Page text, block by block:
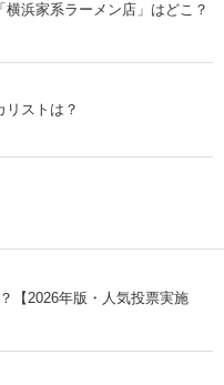
浜家系ラーメン店」はどこ？
リストは？
【2026年版・人気投票実施